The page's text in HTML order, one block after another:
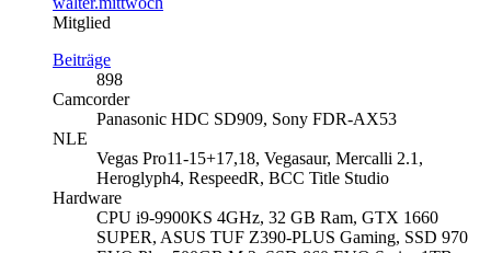
Mitglied
Beiträge
898
Camcorder
Panasonic HDC SD909, Sony FDR-AX53
NLE
Vegas Pro11-15+17,18, Vegasaur, Mercalli 2.1,
Heroglyph4, RespeedR, BCC Title Studio
Hardware
CPU i9-9900KS 4GHz, 32 GB Ram, GTX 1660
SUPER, ASUS TUF Z390-PLUS Gaming, SSD 970